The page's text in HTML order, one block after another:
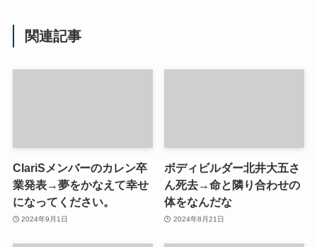
関連記事
ClariSメンバーのカレン卒
業発表→夢をかなえて幸せ
になってください。
2024年9月1日
ボディビルダー北井大五さ
ん死去→命と隣り合わせの
体をなんだな
2024年8月21日